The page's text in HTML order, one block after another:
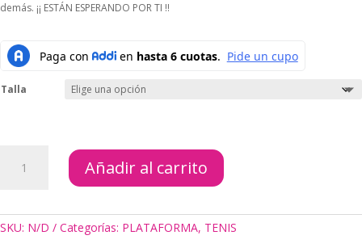
demás. ¡¡ ESTÁN ESPERANDO POR TI !!
Talla
Añadir al carrito
SKU: N/D Categorías: PLATAFORMA, TENIS